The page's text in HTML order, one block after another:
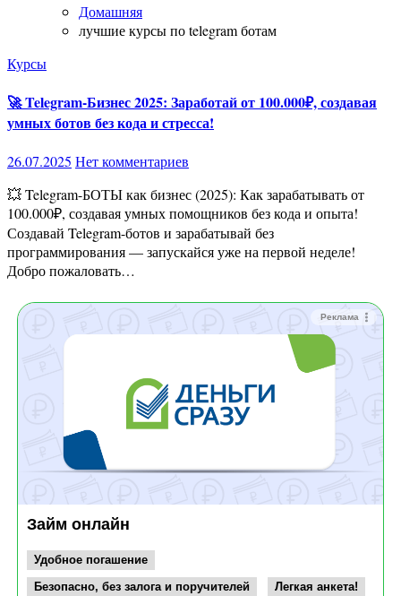
Домашняя
лучшие курсы по telegram ботам
Курсы
🚀 Telegram-Бизнес 2025: Заработай от 100.000₽, создавая
умных ботов без кода и стресса!
26.07.2025 Нет комментариев
💥 Telegram-БОТЫ как бизнес (2025): Как зарабатывать от
100.000₽, создавая умных помощников без кода и опыта!
Создавай Telegram-ботов и зарабатывай без
программирования — запускайся уже на первой неделе!
Добро пожаловать…
Реклама
Займ онлайн
Удобное погашение
Безопасно, без залога и поручителей
Легкая анкета!